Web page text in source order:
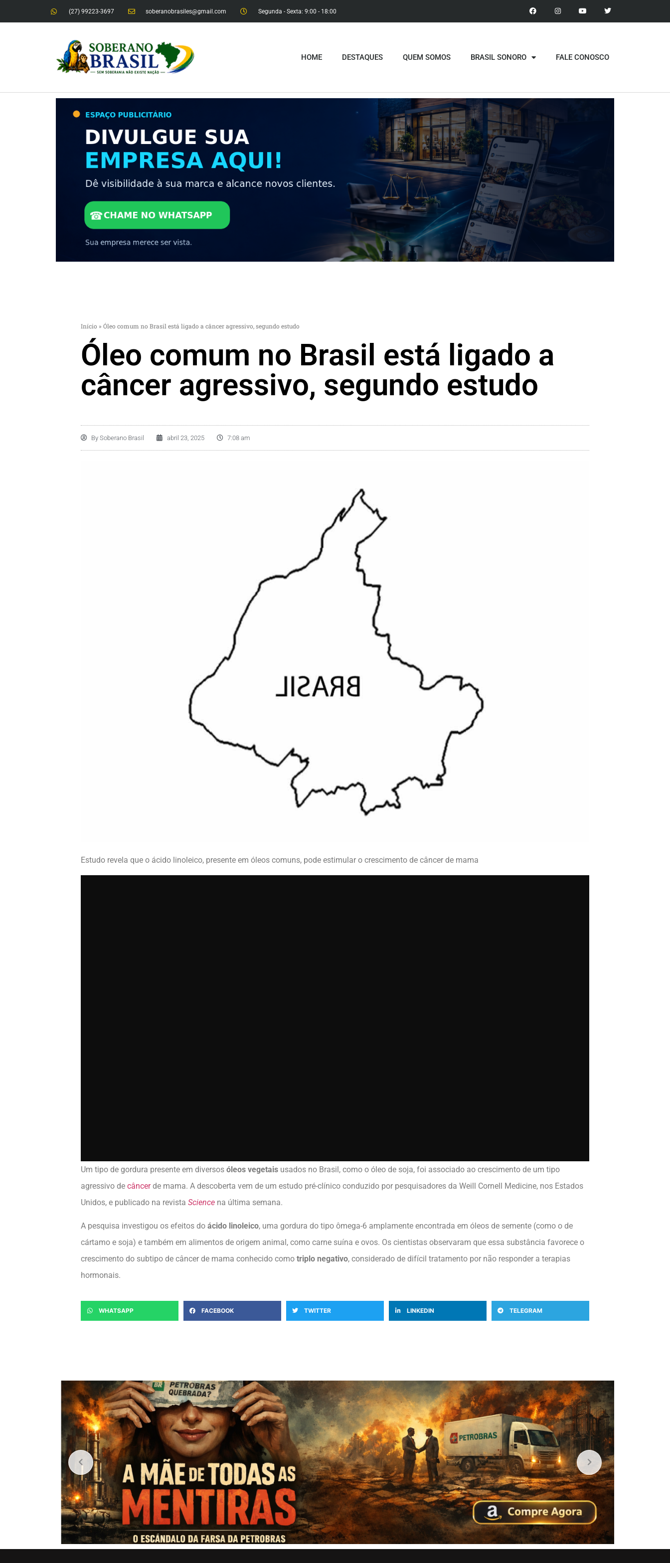
(27) 99223-3697 soberanobrasiles@gmail.com Segunda - Sexta: 9:00 - 18:00​
HOME DESTAQUES QUEM SOMOS BRASIL SONORO FALE CONOSCO
Início » Óleo comum no Brasil está ligado a câncer agressivo, segundo estudo
Óleo comum no Brasil está ligado a
câncer agressivo, segundo estudo
By Soberano Brasil abril 23, 2025 7:08 am
Estudo revela que o ácido linoleico, presente em óleos comuns, pode estimular o crescimento de câncer de mama
Um tipo de gordura presente em diversos óleos vegetais usados no Brasil, como o óleo de soja, foi associado ao crescimento de um tipo
agressivo de câncerde mama. A descoberta vem de um estudo pré-clínico conduzido por pesquisadores da Weill Cornell Medicine, nos Estados
Unidos, e publicado na revista Science na última semana.
A pesquisa investigou os efeitos do ácido linoleico, uma gordura do tipo ômega-6 amplamente encontrada em óleos de semente (como o de
cártamo e soja) e também em alimentos de origem animal, como carne suína e ovos. Os cientistas observaram que essa substância favorece o
crescimento do subtipo de câncer de mama conhecido como triplo negativo, considerado de difícil tratamento por não responder a terapias
hormonais.
WHATSAPP FACEBOOK TWITTER LINKEDIN TELEGRAM